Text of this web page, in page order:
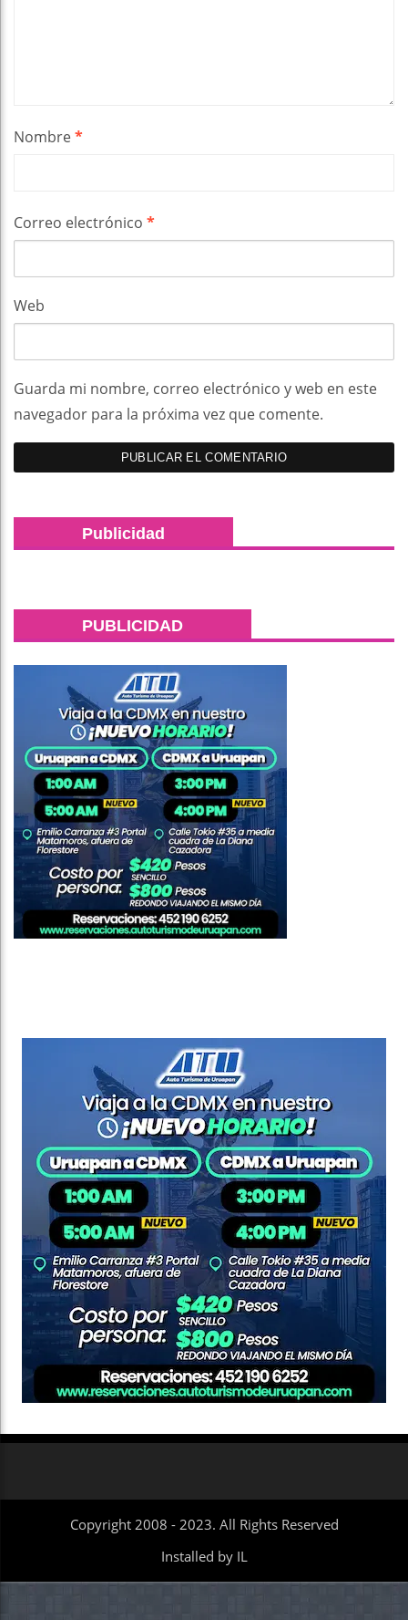
Nombre*
Correo electrónico *
Web
Guarda mi nombre, correo electrónico y web en este
navegador para la próxima vez que comente.
Publicidad
PUBLICIDAD
Copyright 2008 - 2023. All Rights Reserved
Installed by IL